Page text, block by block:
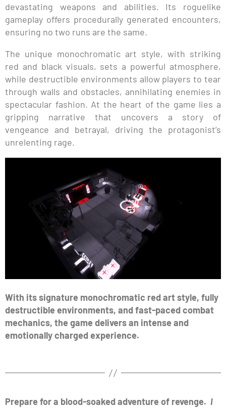
devastating weapons and abilities. Its roguelike
gameplay offers procedurally generated encounters,
ensuring no two runs are the same.
The unique monochromatic art style, with striking
red and black visuals, sets a powerful atmosphere,
while destructible environments allow players to tear
through walls and obstacles, annihilating enemies in
spectacular fashion. At the heart of the game lies a
gripping narrative that uncovers a story of
vengeance and betrayal, driving the protagonist’s
unrelenting rage.
With its signature monochromatic red art style, fully
destructible environments, and fast-paced combat
mechanics, the game delivers an intense and
emotionally charged experience.
Prepare for a blood-soaked adventure of revenge. I